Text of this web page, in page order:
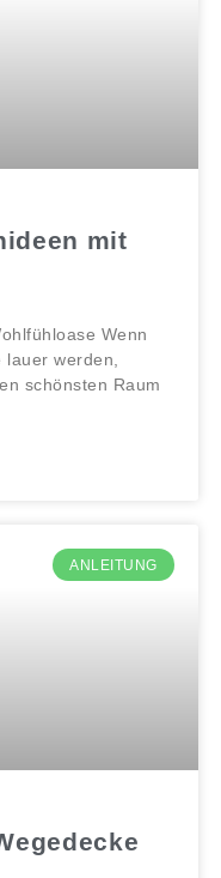
mit
Wenn
lauer werden,
schönsten Raum
ANLEITUNG